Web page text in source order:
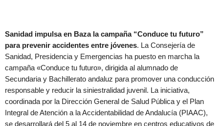
Sanidad impulsa en Baza la campaña “Conduce tu futuro”
para prevenir accidentes entre jóvenes. La Consejería de
Sanidad, Presidencia y Emergencias ha puesto en marcha la
campaña «Conduce tu futuro», dirigida al alumnado de
Secundaria y Bachillerato andaluz para promover una conducción
responsable y reducir la siniestralidad juvenil. La iniciativa,
coordinada por la Dirección General de Salud Pública y el Plan
Integral de Atención a la Accidentabilidad de Andalucía (PIAAC),
se desarrollará del 5 al 14 de noviembre en centros educativos de